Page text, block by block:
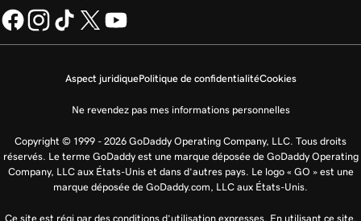
Aspect juridiquePolitique de confidentialitéCookies
Ne revendez pas mes informations personnelles
Copyright © 1999 - 2026 GoDaddy Operating Company, LLC. Tous droits
réservés. Le terme GoDaddy est une marque déposée de GoDaddy Operating
Company, LLC aux États-Unis et dans d’autres pays. Le logo « GO » est une
marque déposée de GoDaddy.com, LLC aux États-Unis.
Ce site est régi par des conditions d’utilisation expresses. En utilisant ce site,